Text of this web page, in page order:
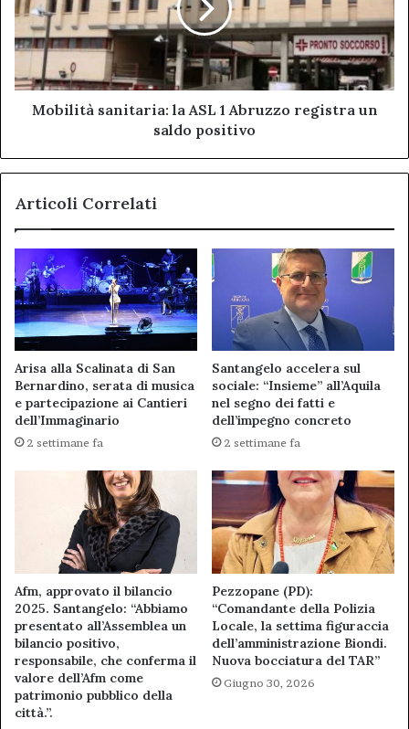
1
Abruzzo
registra
saldo
positivo
Mobilità sanitaria: la ASL 1 Abruzzo registra un
saldo positivo
Articoli Correlati
Arisa alla Scalinata di San
Bernardino, serata di musica
e partecipazione ai Cantieri
dell’Immaginario
2 settimane fa
Santangelo accelera sul
sociale: “Insieme” all’Aquila
nel segno dei fatti e
dell’impegno concreto
2 settimane fa
Afm, approvato il bilancio
2025. Santangelo: “Abbiamo
presentato all’Assemblea un
bilancio positivo,
responsabile, che conferma il
valore dell’Afm come
patrimonio pubblico della
città.”.
Pezzopane (PD):
“Comandante della Polizia
Locale, la settima figuraccia
dell’amministrazione Biondi.
Nuova bocciatura del TAR”
Giugno 30, 2026